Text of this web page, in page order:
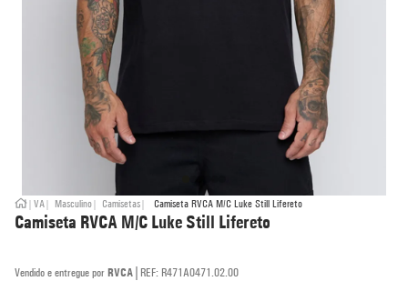
VA Masculino Camisetas Camiseta RVCA M/C Luke Still Lifereto
Camiseta RVCA M/C Luke Still Lifereto
RVCA | REF: R471A0471.02.00